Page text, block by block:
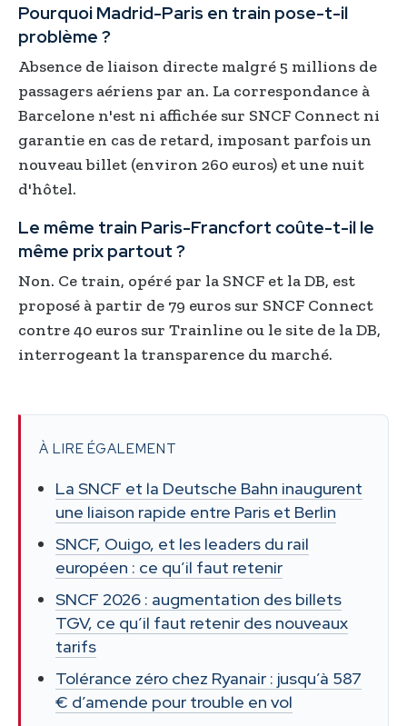
Pourquoi Madrid-Paris en train pose-t-il
problème ?
Absence de liaison directe malgré 5 millions de
passagers aériens par an. La correspondance à
Barcelone n'est ni affichée sur SNCF Connect ni
garantie en cas de retard, imposant parfois un
nouveau billet (environ 260 euros) et une nuit
d'hôtel.
Le même train Paris-Francfort coûte-t-il le
même prix partout ?
Non. Ce train, opéré par la SNCF et la DB, est
proposé à partir de 79 euros sur SNCF Connect
contre 40 euros sur Trainline ou le site de la DB,
interrogeant la transparence du marché.
À LIRE ÉGALEMENT
La SNCF et la Deutsche Bahn inaugurent
une liaison rapide entre Paris et Berlin
SNCF, Ouigo, et les leaders du rail
européen : ce qu’il faut retenir
SNCF 2026 : augmentation des billets
TGV, ce qu’il faut retenir des nouveaux
tarifs
Tolérance zéro chez Ryanair : jusqu’à 587
€ d’amende pour trouble en vol